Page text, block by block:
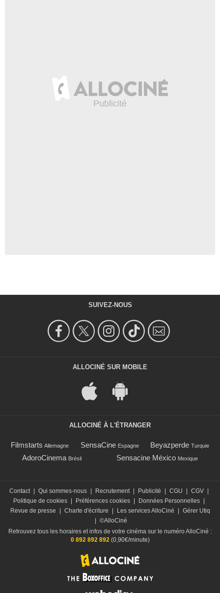
SUIVEZ-NOUS
ALLOCINÉ SUR MOBILE
ALLOCINÉ À L'ÉTRANGER
Filmstarts Allemagne SensaCine Espagne Beyazperde Turquie
AdoroCinema Brésil Sensacine México Mexique
Contact Qui sommes-nous Recrutement Publicité CGU CGV
Politique de cookies
Préférences cookies Données Personnelles
Revue de presse
Charte d'écriture Les services AlloCiné
Gérer Utiq
©AlloCiné
Retrouvez tous les horaires et infos de votre cinéma sur le numéro AlloCiné :
0 892 892 892(0,90€/minute)